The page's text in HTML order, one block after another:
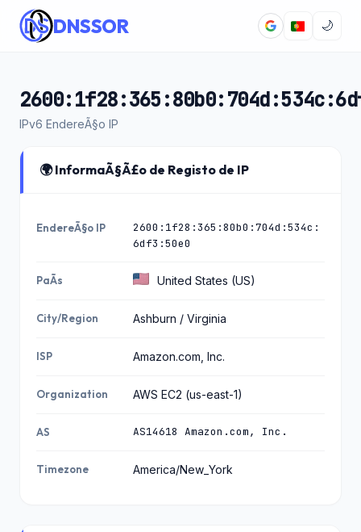
DNSSOR 🌙
IPv6 EndereÃ§o IP
🌍 InformaÃ§Ã£o de Registo de IP
EndereÃ§o IP
2600:1f28:365:80b0:704d:534c:
6df3:50e0
PaÃ­s United States (US)
City/Region Ashburn / Virginia
ISP Amazon.com, Inc.
Organization AWS EC2 (us-east-1)
AS AS14618 Amazon.com, Inc.
Timezone America/New_York